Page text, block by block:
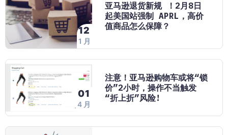
12
1 月
亚马逊退货新规 ！2月8日
起美国站强制 APRL，高价
值商品怎么保障？
01
4 月
注意！亚马逊购物车或将“锁
价”2小时，操作不当触发
“折上折”风险!